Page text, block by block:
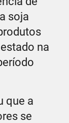
soja
na
que a
se